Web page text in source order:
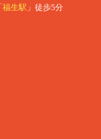
福生駅 」徒歩5分